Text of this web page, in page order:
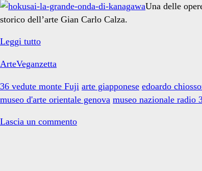
umano
e
natura</span>
Una delle
storico dell’arte Gian Carlo Calza.
Leggi tuttoLa
onda
dell’Umano
ArteVeganzetta
36 vedute monte Fuji arte giapponese edoardo
museo d'arte orientale genova museo nazionale radio
Lascia un commento